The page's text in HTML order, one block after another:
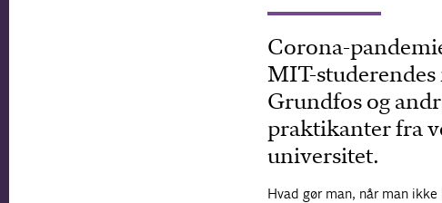
Corona-
MIT-
Grundfos og
praktikanter fra
universitet.
Hvad gør man, når man